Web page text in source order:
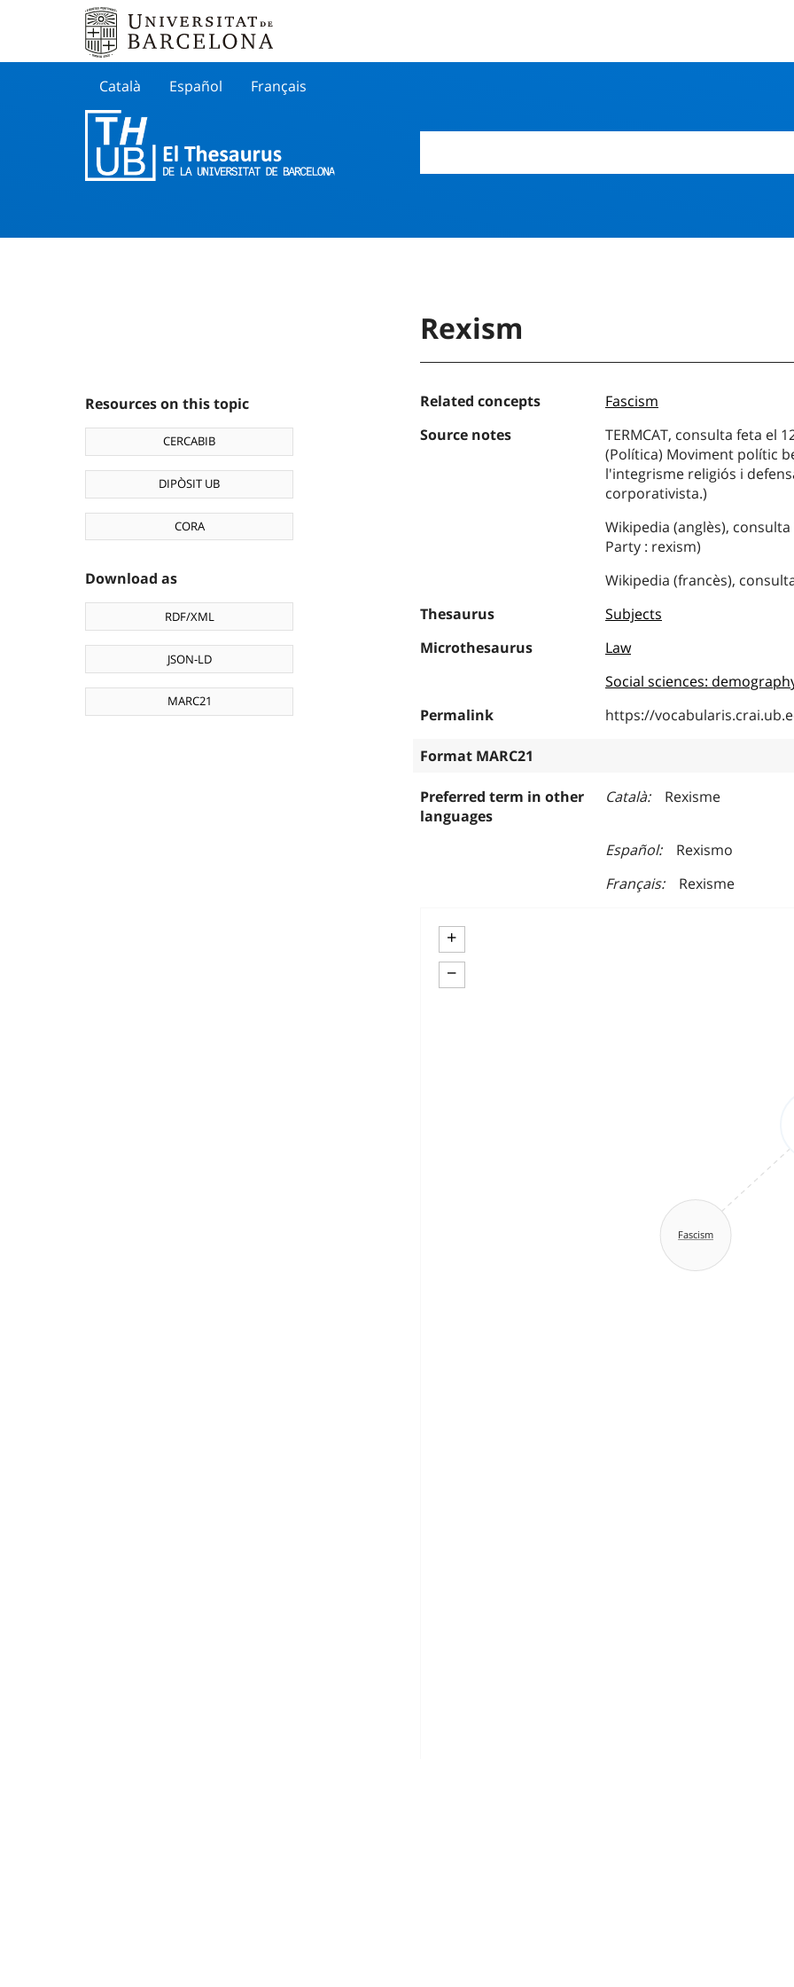
Català Español Français
Resources on this topic
CERCABIB
DIPÒSIT UB
CORA
Download as
RDF/XML
JSON-LD
MARC21
Rexism
Related concepts
Fascism
Source notes
TERMCAT, consulta feta el
(Política) Moviment polític
l'integrisme religiós i
corporativista.)
Wikipedia (anglès),
Party : rexism)
Wikipedia (francès),
Thesaurus
Subjects
Microthesaurus
Law
Social sciences:
Permalink
https://
Format MARC21
Preferred term in other
languages
Català Rexisme
Español
Rexismo
Français
Rexisme
+
−
Fascism